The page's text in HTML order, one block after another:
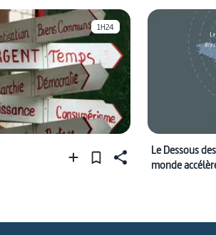
1H24
Le Dessous
monde